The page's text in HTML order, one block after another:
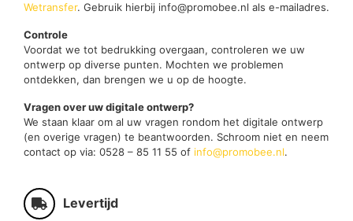
Wetransfer. Gebruik hierbij info@promobee.nl als e-mailadres.
Controle
Voordat we tot bedrukking overgaan, controleren we uw
ontwerp op diverse punten. Mochten we problemen
ontdekken, dan brengen we u op de hoogte.
Vragen over uw digitale ontwerp?
We staan klaar om al uw vragen rondom het digitale ontwerp
(en overige vragen) te beantwoorden. Schroom niet en neem
contact op via: 0528 – 85 11 55 of info@promobee.nl.
Levertijd